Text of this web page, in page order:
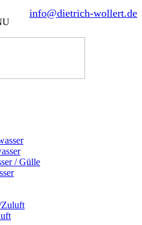
info@dietrich-wollert.de
/ Gülle